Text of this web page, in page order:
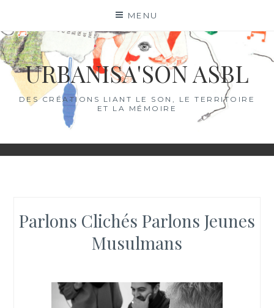
content
MENU
URBANISA'SON ASBL
DES CRÉATIONS LIANT LE SON, LE TERRITOIRE
ET LA MÉMOIRE
Parlons Clichés Parlons Jeunes
Musulmans